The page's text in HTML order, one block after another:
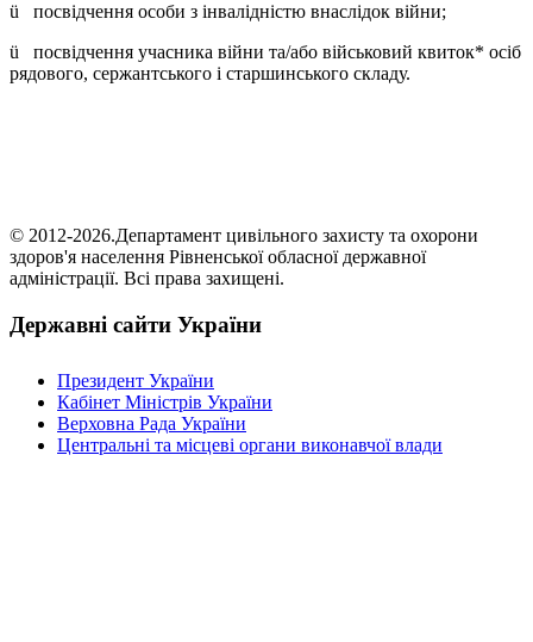
ü посвідчення особи з інвалідністю внаслідок війни;
ü посвідчення учасника війни та/або військовий квиток* осіб
рядового, сержантського і старшинського складу.
© 2012-2026.Департамент цивільного захисту та охорони
здоров'я населення Рівненської обласної державної
адміністрації. Всі права захищені.
Державні сайти України
Президент України
Кабінет Міністрів України
Верховна Рада України
Центральні та місцеві органи виконавчої влади